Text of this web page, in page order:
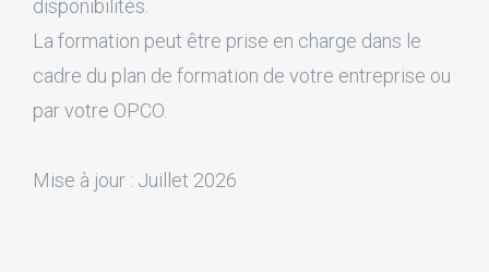
disponibilités.
La formation peut être prise en charge dans le
cadre du plan de formation de votre entreprise ou
par votre OPCO.
Mise à jour : Juillet 2026